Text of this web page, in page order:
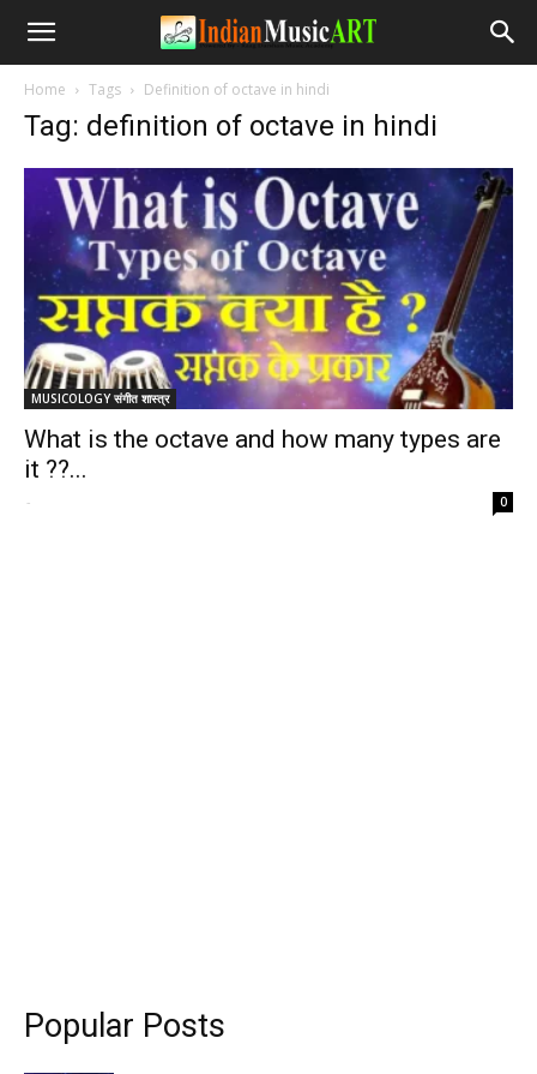
Home Tags Definition of octave in hindi
Tag: definition of octave in hindi
MUSICOLOGY संगीत शास्त्र
What is the octave and how many types are
it ??...
- 0
Popular Posts